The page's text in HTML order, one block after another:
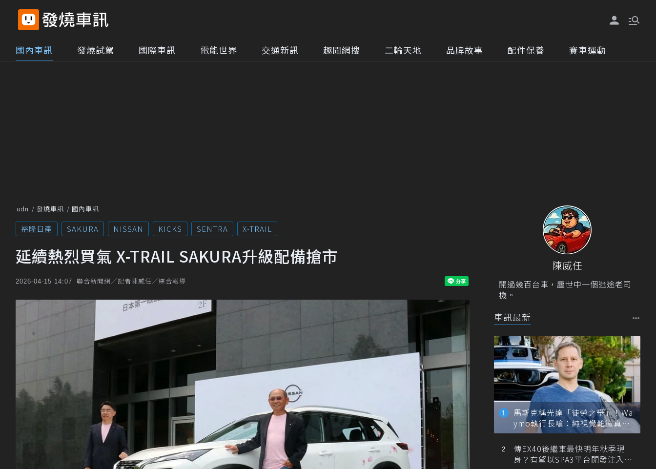
國內車訊 發燒試駕 國際車訊 電能世界 交通新訊 趣聞網搜 二輪天地 品牌故事 配件保養 賽車運動
udn 發燒車訊 國內車訊
裕隆日產 SAKURA NISSAN KICKS SENTRA X-TRAIL
延續熱烈買氣 X-TRAIL SAKURA升級配備搶市
2026-04-15 14:07 聯合新聞網／記者陳威任／綜合報導
陳威任
開過幾百台車，塵世中一個迷途老司
機。
車訊最新
馬斯克稱光達「徒勞之舉」！Wa
ymo執行長嗆：純視覺難達真正
自動駕駛
傳EX40後繼車最快明年秋季現
身？有望以SPA3平台開發注入80